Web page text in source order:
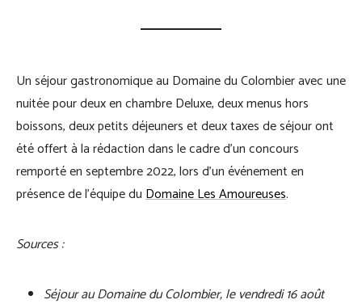
Un séjour gastronomique au Domaine du Colombier avec une
nuitée pour deux en chambre Deluxe, deux menus hors
boissons, deux petits déjeuners et deux taxes de séjour ont
été offert à la rédaction dans le cadre d’un concours
remporté en septembre 2022, lors d’un événement en
présence de l’équipe duDomaine Les Amoureuses.
Sources :
Séjour au Domaine du Colombier, le vendredi 16 août